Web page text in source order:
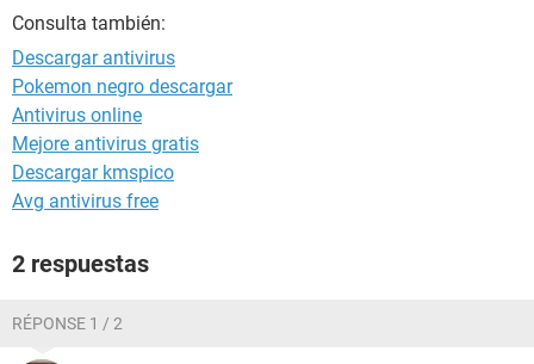
Consulta también:
Descargar antivirus
Pokemon negro descargar
Antivirus online
Mejore antivirus gratis
Descargar kmspico
Avg antivirus free
2 respuestas
RÉPONSE 1 / 2